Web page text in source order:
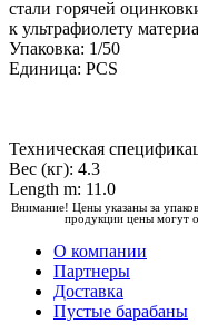
стали горячей
к ультрафиолету
Упаковка: 1/50
Единица: PCS
Техническая
Вес (кг): 4.3
Length m: 11.0
Внимание! Цены указаны за
продукции цены могут
О компании
Партнеры
Доставка
Пустые барабаны